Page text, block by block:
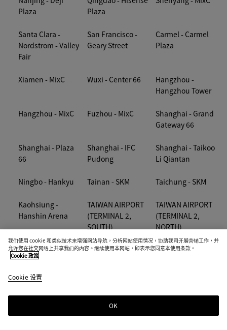
Plaza
Plaza
Santa Clara -
Nordstrom - Valley
Fair
San Francisco -
Geary Street
Carmel - Carmel
Plaza
Xiamen - MixC Wuxi - Center 66
Hangzhou -
Hangzhou Tower
Hangzhou - MixC Fuzhou - MixC
Shanghai - Grand
Gateway 66
Shanghai - Plaza
66
Shanghai - IFC
Pudong
Shanghai - Taikoo
Li Qiantan
Ningbo - Hankyu Tainan - SKM Taichung - SKM
Kaohsiung -
Hanshin Arena
TAIWAN AIRPORT
(TERMINAL 2,
SOUTH)
TAIWAN AIRPORT
(TERMINAL 2,
NORTH)
TAIWAN AIRPORT
(TERMINAL 1,
NORTH)
TAIWAN AIRPORT
Taipei - Far
Taipei - Breeze
Taipei - Sogo BR4
Taipei - Songshan
我们使用 cookie 和类似技术来增强网站导航，分析网站使用情况，协助我司开展营销工作，并
允许您在社交网络上共享我们的内容。继续使用本网站，即表示您同意本使用条款。
Cookie 政策
Cookie 设置
OK